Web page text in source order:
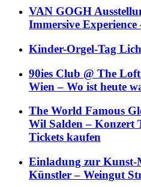
VAN GOGH
Immersive
Kinder-Orgel-Tag
90ies Club @ The
Wien – Wo ist heute
The World Famous
Wil Salden – Konzert
Tickets kaufen
Einladung zur Kunst-
Künstler – Weingut